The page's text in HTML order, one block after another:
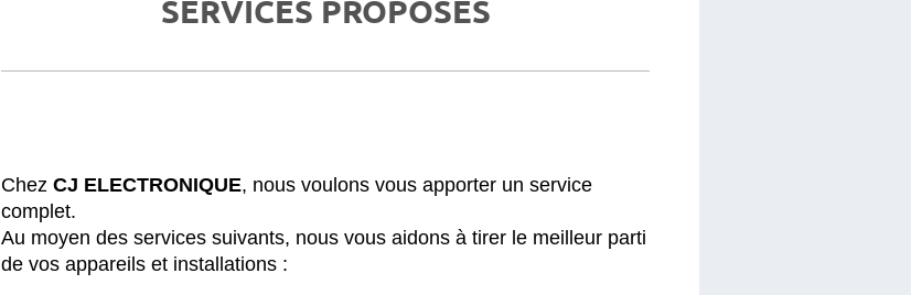
SERVICES PROPOSÉS
ChezCJ ELECTRONIQUE, nous voulons vous apporter un service
complet.
Au moyen des services suivants, nous vous aidons à tirer le meilleur parti
de vos appareils et installations :